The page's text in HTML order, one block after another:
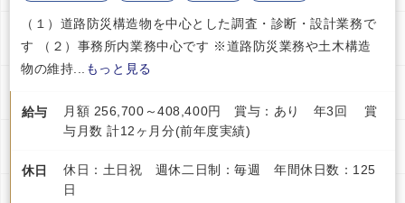
（１）道路防災構造物を中心とした調査・診断・設計業務で
す （２）事務所内業務中心です ※道路防災業務や土木構造
物の維持...
もっと見る
給与
月額 256,700～408,400円 賞与：あり 年3回 賞
与月数 計12ヶ月分(前年度実績)
休日
休日：土日祝 週休二日制：毎週 年間休日数：125
日